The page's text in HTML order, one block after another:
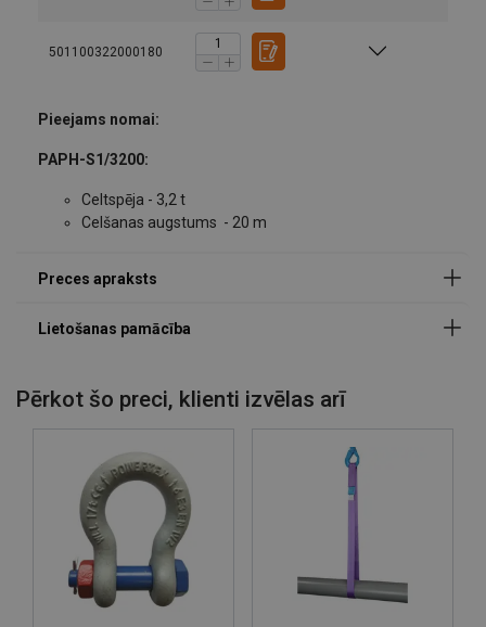
501100322000180
Pieejams nomai:
PAPH-S1/3200:
Celtspēja - 3,2 t
Celšanas augstums - 20 m
Pērkot šo preci, klienti izvēlas arī